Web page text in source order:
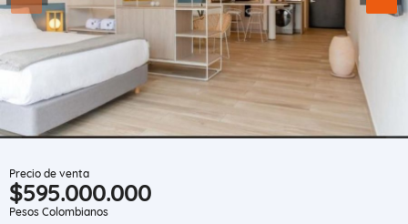
Precio de venta
$595.000.000
Pesos Colombianos